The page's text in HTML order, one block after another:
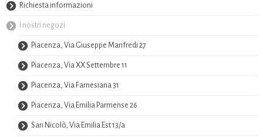
Richiesta informazioni
I nostri negozi
Piacenza, Via Giuseppe Manfredi 27
Piacenza, Via XX Settembre 11
Piacenza, Via Farnesiana 31
Piacenza, Via Emilia Parmense 26
San Nicolò, Via Emilia Est 13/a